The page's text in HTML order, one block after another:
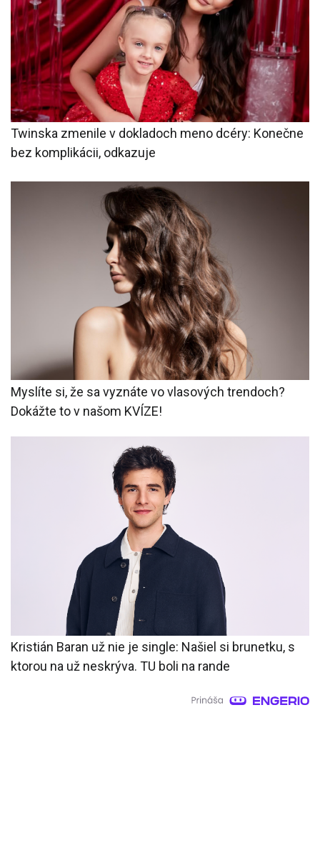
Twinska zmenile v dokladoch meno dcéry: Konečne
bez komplikácii, odkazuje
Myslíte si, že sa vyznáte vo vlasových trendoch?
Dokážte to v našom KVÍZE!
Kristián Baran už nie je single: Našiel si brunetku, s
ktorou na už neskrýva. TU boli na rande